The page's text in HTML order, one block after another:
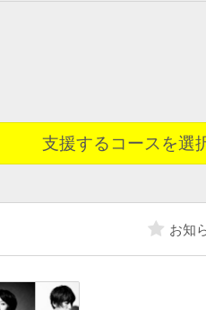
支援するコースを選
お知